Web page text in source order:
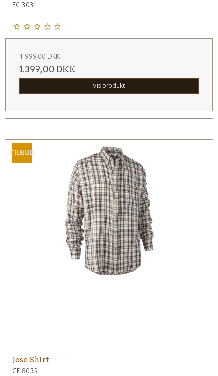
FC-3031
1.999,00 DKK
1.399,00 DKK
Vis produkt
TILBUD
Jose Shirt
CF-8055-